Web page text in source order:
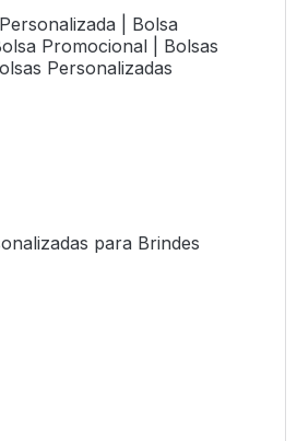
| Bolsa
Promocional | Bolsas
Personalizadas
para Brindes